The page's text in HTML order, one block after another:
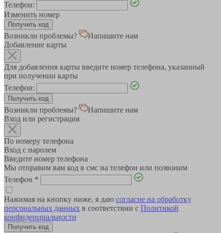
Телефон:
Изменить номер
Возникли проблемы?
Напишите нам
Добавление карты
Для добавления карты введите номер телефона, указанный
при получении карты
Телефон:
Возникли проблемы?
Напишите нам
Вход или регистрация
По номеру телефона
Вход с паролем
Введите номер телефона
Мы отправим вам код в смс на телефон или позвоним
Телефон *
Нажимая на кнопку ниже, я даю согласие на обработку
персональных данных в соответствии с Политикой
конфиденциальности